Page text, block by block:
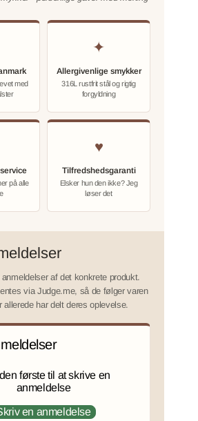
med
✦
Allergivenlige smykker
316L rustfrit stål og rigtig
forgyldning
på alle
♥
Tilfredshedsgaranti
Elsker hun den ikke? Jeg
løser det
af det konkrete produkt.
via Judge.me, så de følger varen
allerede har delt deres oplevelse.
første til at skrive en
anmeldelse
en anmeldelse